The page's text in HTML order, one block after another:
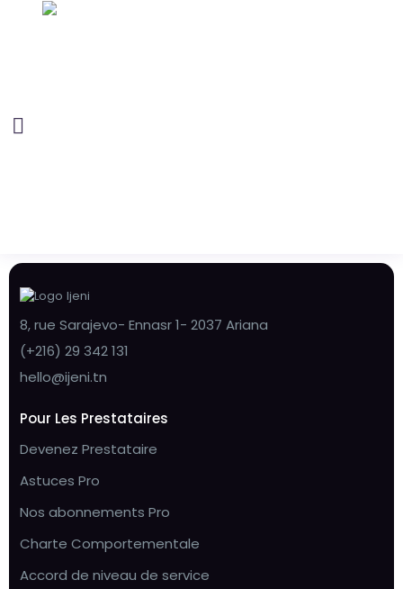
8, rue Sarajevo- Ennasr 1- 2037 Ariana
(+216) 29 342 131
hello@ijeni.tn
Pour Les Prestataires
Devenez Prestataire
Astuces Pro
Nos abonnements Pro
Charte Comportementale
Accord de niveau de service